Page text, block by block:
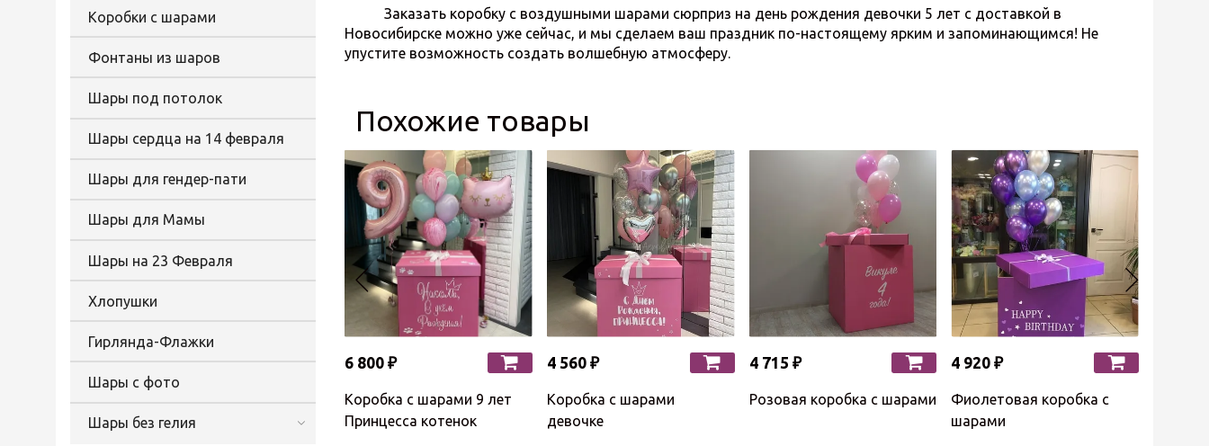
Заказать коробку с воздушными шарами сюрприз на день рождения девочки 5 лет с доставкой в
Новосибирске можно уже сейчас, и мы сделаем ваш праздник по-настоящему ярким и запоминающимся! Не
упустите возможность создать волшебную атмосферу.
Похожие товары
6 800 ₽
Коробка с шарами 9 лет
Принцесса котенок
4 560 ₽
Коробка с шарами
девочке
4 715 ₽
Розовая коробка с шарами
4 920 ₽
Фиолетовая коробка с
шарами
Коробки с шарами
Фонтаны из шаров
Шары под потолок
Шары сердца на 14 февраля
Шары для гендер-пати
Шары для Мамы
Шары на 23 Февраля
Хлопушки
Гирлянда-Флажки
Шары с фото
Шары без гелия